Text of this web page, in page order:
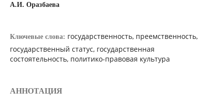
А.И. Оразбаева
Ключевые слова: государственность, преемственность,
государственный статус, государственная
состоятельность, политико-правовая культура
АННОТАЦИЯ